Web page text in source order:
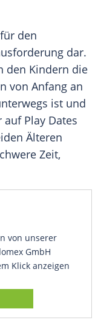
den
dar.
den Kindern die
von Anfang an
ist und
Play Dates
Älteren
Zeit,
von unserer
GmbH
Klick anzeigen